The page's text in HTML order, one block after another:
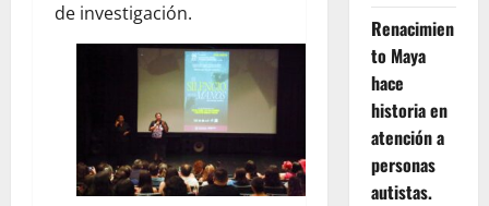
de investigación.
Renacimien
to Maya
hace
historia en
atención a
personas
autistas.